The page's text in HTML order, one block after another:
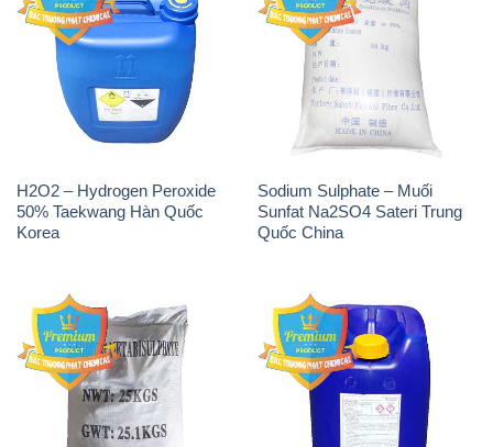
H2O2 – Hydrogen Peroxide
50% Taekwang Hàn Quốc
Korea
Sodium Sulphate – Muối
Sunfat Na2SO4 Sateri Trung
Quốc China